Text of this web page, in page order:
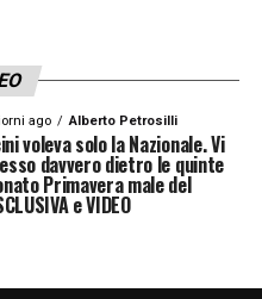
ago Alberto Petrosilli
voleva solo la Nazionale. Vi
davvero dietro le quinte
Primavera male del
e VIDEO